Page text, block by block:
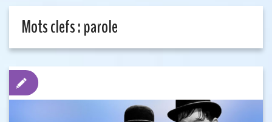
Mots clefs :parole